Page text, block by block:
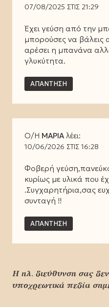
07/08/2025 ΣΤΙΣ 21:29
Έχει γεύση από την
μπορούσες να βάλεις
αρέσει η μπανάνα
γλυκύτητα.
ΑΠΆΝΤΗΣΗ
Ο/Η ΜΑΡΙΑ λέει:
10/06/2026 ΣΤΙΣ 16:28
Φοβερή
κυρίως με υλικά που
.Συγχαρητήρια,σας
συνταγή !!
ΑΠΆΝΤΗΣΗ
Η ηλ. διεύθυνση σας
υποχρεωτικά πεδία